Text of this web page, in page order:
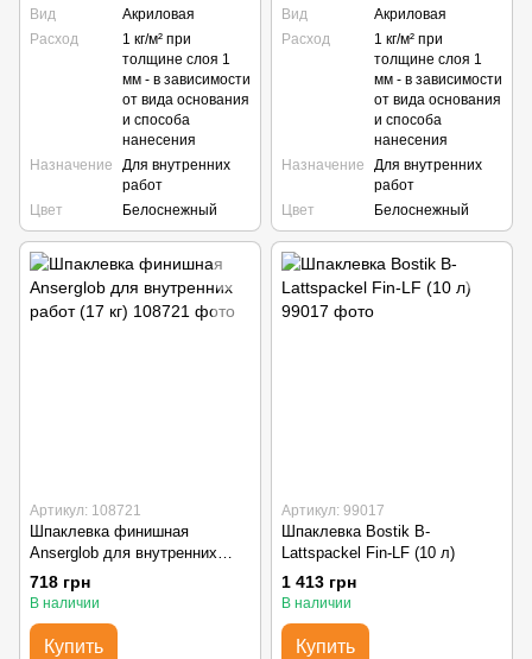
Вид
Акриловая
Расход
1 кг/м² при
толщине слоя 1
мм - в зависимости
от вида основания
и способа
нанесения
Назначение
Для внутренних
работ
Цвет
Белоснежный
Вид
Акриловая
Расход
1 кг/м² при
толщине слоя 1
мм - в зависимости
от вида основания
и способа
нанесения
Назначение
Для внутренних
работ
Цвет
Белоснежный
Артикул: 108721
Шпаклевка финишная
Anserglob для внутренних
работ (17 кг)
718 грн
В наличии
Купить
Артикул: 99017
Шпаклевка Bostik B-
Lattspackel Fin-LF (10 л)
1 413 грн
В наличии
Купить